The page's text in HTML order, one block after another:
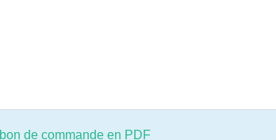
bon de commande en PDF